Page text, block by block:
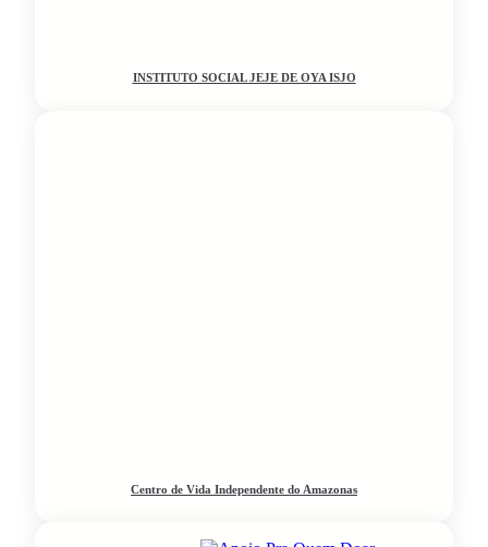
INSTITUTO SOCIAL JEJE DE OYA ISJO
Centro de Vida Independente do Amazonas